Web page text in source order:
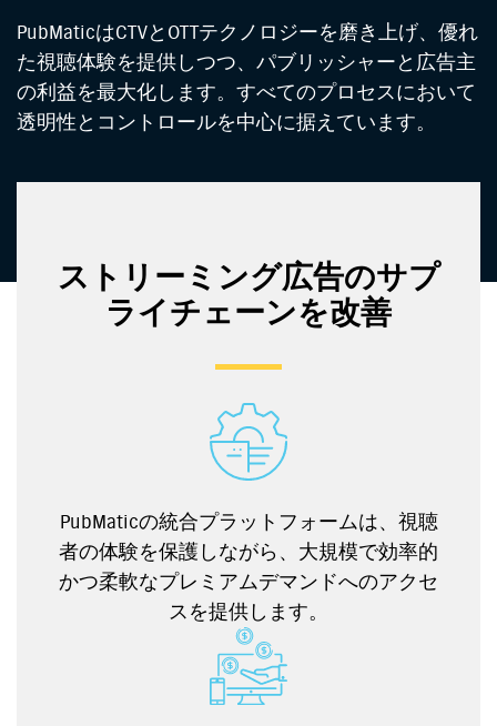
PubMaticはCTVとOTTテクノロジーを磨き上げ、優れ
た視聴体験を提供しつつ、パブリッシャーと広告主
の利益を最大化します。すべてのプロセスにおいて
透明性とコントロールを中心に据えています。
ストリーミング広告のサプ
ライチェーンを改善
PubMaticの統合プラットフォームは、視聴
者の体験を保護しながら、大規模で効率的
かつ柔軟なプレミアムデマンドへのアクセ
スを提供します。